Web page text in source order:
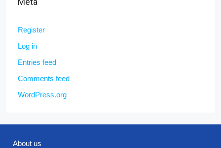
Register
Log in
Entries feed
Comments feed
WordPress.org
About us